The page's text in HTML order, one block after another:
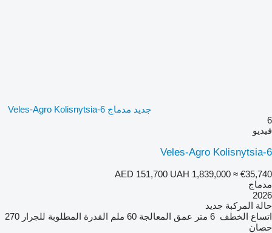
جديد مدماج Veles-Agro Kolisnytsia-6
6
فيديو
Veles-Agro Kolisnytsia-6
AED 151,700 UAH 1,839,000 ≈ €35,740
مدماج
2026
حالة المركبة جديد
اتساع الخطف 6 متر عمق المعالجة 60 ملم القدرة المطلوبة للجرار 270
حصان